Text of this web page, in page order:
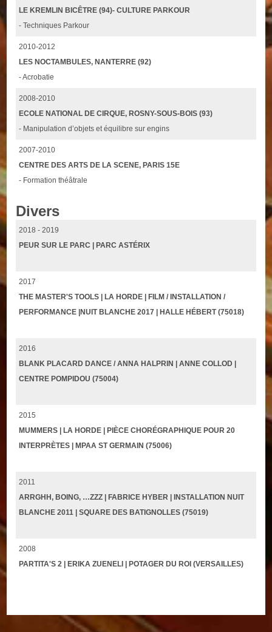
LE KREMLIN BICÊTRE (94)- CULTURE PARKOUR
- Techniques Parkour
2010-2012
LES NOCTAMBULES, NANTERRE (92)
- Acrobatie
2008-2010
ECOLE NATIONAL DE CIRQUE, ROSNY-SOUS-BOIS (93)
- Manipulation d’objets et équilibre sur engins
2007-2010
CENTRE DES ARTS DE LA SCENE, PARIS 15E
- Formation théâtrale
Divers
2018 - 2019
PEUR SUR LE PARC | PARC ASTÉRIX
2017
THE MASTER'S TOOLS | LA HORDE | FILM / INSTALLATION /
PERFORMANCE |NUIT BLANCHE 2017 | HALLE HÉBERT (75018)
2016
BLANK PLACARD DANCE / ANNA HALPRIN | ANNE COLLOD |
CENTRE POMPIDOU (75004)
2015
MUMMERS | LA HORDE | PIÈCE CHORÉGRAPHIQUE POUR 20
INTERPRÈTES | MPAA ST GERMAIN (75006)
2011
ARRGHH, BOING, …ZZZ | FABRICE HYBER | INSTALLATION NUIT
BLANCHE 2011 | SQUARE DES BATIGNOLLES (75019)
2008
PARTITA'S 2 | ERIKA ZUENELI | POTAGER DU ROI (VERSAILLES)